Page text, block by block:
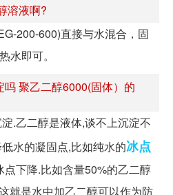
溶液啊?
200-600)直接与水混合，固
水即可。
聚乙二醇6000(固体）的
.乙二醇是液体,谈不上沉淀不
水的凝固点,比如纯水的冰点
下降.比如含量50%的乙二醇
就是水中加乙二醇可以作为防